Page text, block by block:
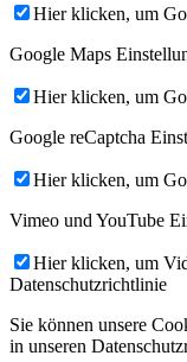
Hier klicken, um
Google Maps
Hier klicken, um
Google reCaptcha
Hier klicken, um
Vimeo und YouTube
Hier klicken, um
Datenschutzrichtlinie
Sie können unsere
in unseren